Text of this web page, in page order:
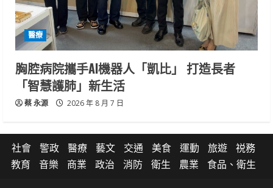
醫療
胸腔病院攜手AI機器人「凱比」 打造長者
「智慧護肺」新生活
蔡 永源 2026 年 8 月 7 日
社會 警政 醫療 藝文 交通 美食 運動 旅遊
祱務
教育
音樂 商業 政治 消防 衛生 農業 食品、衛生